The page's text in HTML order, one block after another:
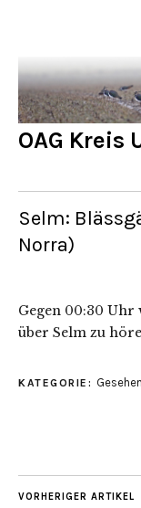
OAG Kreis
Selm:
Norra)
Gegen 00:30 Uhr
über Selm zu
KATEGORIE:
VORHERIGER ARTIKEL